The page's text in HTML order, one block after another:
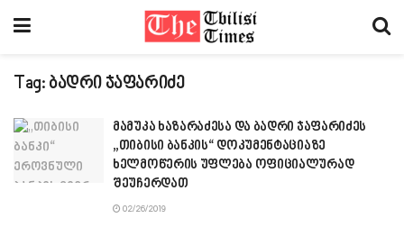
Tag: ბადრი ჯაფარიძე
მამუკა ხაზარაძესა და ბადრი ჯაფარიძეს
„თიბისი ბანკის“ დოკუმენტაციაზე
ხელმოწერის უფლება ოფიციალურად
შეუჩერდათ
02/26/2019